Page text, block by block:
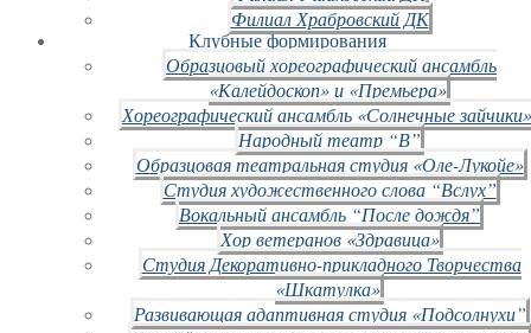
Филиал Храбровский ДК
Клубные формирования
Образцовый хореографический ансамбль
«Калейдоскоп» и «Премьера»
Хореографический ансамбль «Солнечные
Народный театр “В”
Образцовая театральная студия «Оле-Лукойе»
Студия художественного слова “Вслух”
Вокальный ансамбль “После дождя”
Хор ветеранов «Здравица»
Студия Декоративно-прикладного Творчества
«Шкатулка»
Развивающая адаптивная студия «Подсолнухи”